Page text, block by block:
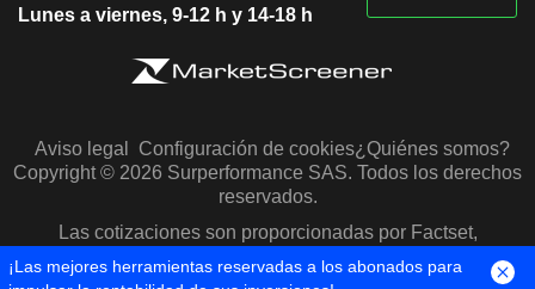
Lunes a viernes, 9-12 h y 14-18 h
Aviso legal Configuración de cookies¿Quiénes somos?
Copyright © 2026 Surperformance SAS. Todos los derechos
reservados.
Las cotizaciones son proporcionadas por Factset,
Morningstar y S&P Capital IQ
¡Las mejores herramientas reservadas a los abonados para